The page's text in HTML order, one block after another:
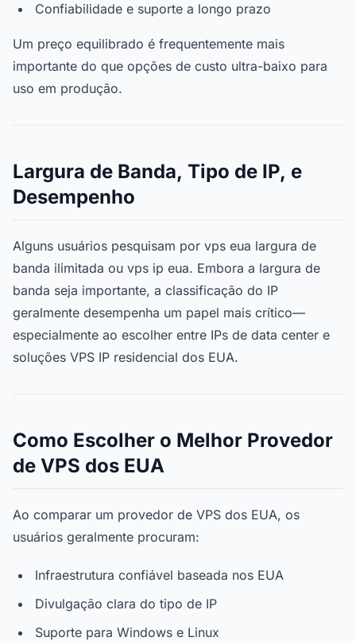
Confiabilidade e suporte a longo prazo
Um preço equilibrado é frequentemente mais
importante do que opções de custo ultra-baixo para
uso em produção.
Largura de Banda, Tipo de IP, e
Desempenho
Alguns usuários pesquisam por vps eua largura de
banda ilimitada ou vps ip eua. Embora a largura de
banda seja importante, a classificação do IP
geralmente desempenha um papel mais crítico—
especialmente ao escolher entre IPs de data center e
soluções VPS IP residencial dos EUA.
Como Escolher o Melhor Provedor
de VPS dos EUA
Ao comparar um provedor de VPS dos EUA, os
usuários geralmente procuram:
Infraestrutura confiável baseada nos EUA
Divulgação clara do tipo de IP
Suporte para Windows e Linux